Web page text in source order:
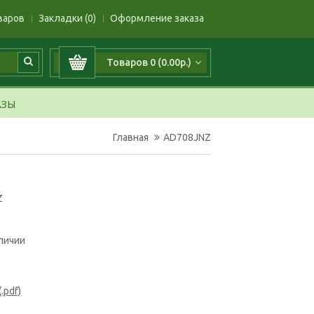
Закладки (0) Оформление заказа
Товаров 0 (0.00р.)
Главная AD708JNZ